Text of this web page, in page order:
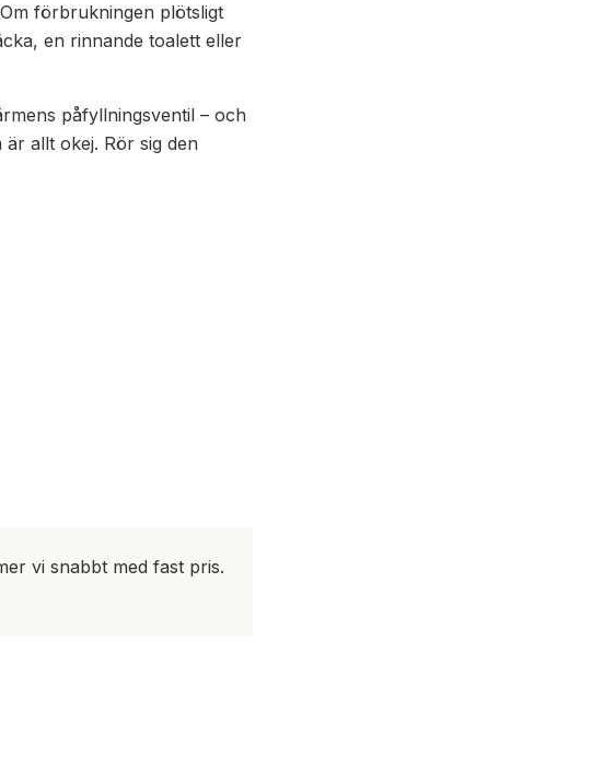
förbrukningen plötsligt
en rinnande toalett eller
påfyllningsventil – och
allt okej. Rör sig den
vi snabbt med fast pris.